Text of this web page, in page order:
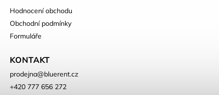
Hodnocení obchodu
Obchodní podmínky
Formuláře
KONTAKT
prodejna@bluerent.cz
+420 777 656 272